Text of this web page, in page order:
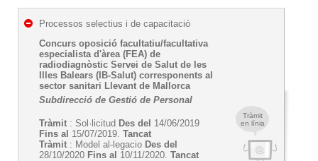
Tràmit
en línia
Processos selectius i de capacitació
Concurs oposició facultatiu/facultativa
especialista d'àrea (FEA) de
radiodiagnòstic Servei de Salut de les
Illes Balears (IB-Salut) corresponents al
sector sanitari Llevant de Mallorca
Subdirecció de Gestió de Personal
Tràmit : Sol·licitud Des del 14/06/2019
Fins al 15/07/2019. Tancat
Tràmit : Model al-legacio Des del
28/10/2020 Fins al 10/11/2020. Tancat